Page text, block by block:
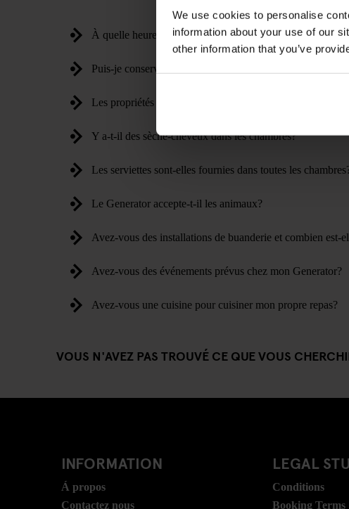
We use cookies to personalise
information about your use of our
other information that you’ve
À quelle heure est l'enregistrement et le départ?
Puis-je conserver mes bagages avant et après
Les propriétés ont-elles un accès handicapé?
Y a-t-il des sèche-cheveux dans les chambres?
Les serviettes sont-elles fournies dans toutes les
Le Generator accepte-t-il les animaux?
Avez-vous des installations de buanderie et combien est-
Avez-vous des événements prévus chez mon Generator?
Avez-vous une cuisine pour cuisiner mon propre repas?
VOUS N'AVEZ PAS TROUVÉ CE QUE VOUS
INFORMATION
Á propos
Contactez nous
LEGAL
Conditions
Booking Terms